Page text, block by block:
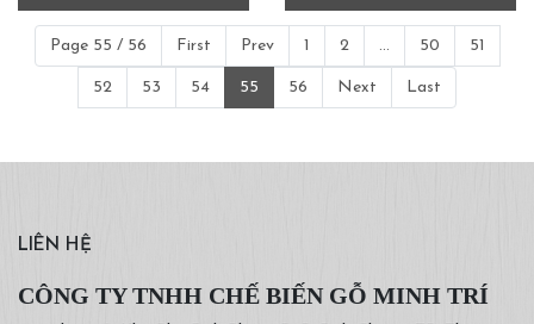
Page 55 / 56 First Prev 1 2 ... 50 51
52 53 54 55 56 Next Last
LIÊN HỆ
CÔNG TY TNHH CHẾ BIẾN GỖ MINH TRÍ